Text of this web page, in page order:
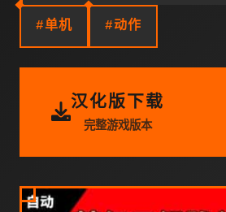
#单机 #动作
汉化版下载
完整游戏版本